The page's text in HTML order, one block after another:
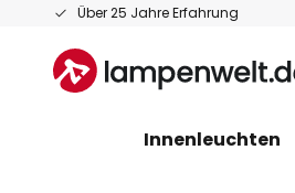
Über 25 Jahre Erfahrung
Zum
springen
Innenleuchten